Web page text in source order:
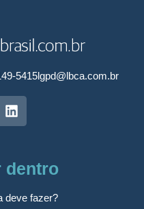
5415lgpd@lbca.com.br
dentro
deve fazer?